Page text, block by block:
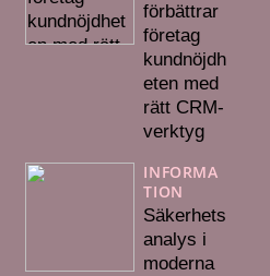
förbättrar
företag
kundnöjdh
eten med
rätt CRM-
verktyg
INFORMA
TION
Säkerhets
analys i
moderna